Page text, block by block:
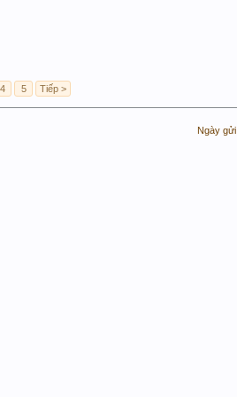
4 5 Tiếp >
Ngày gửi